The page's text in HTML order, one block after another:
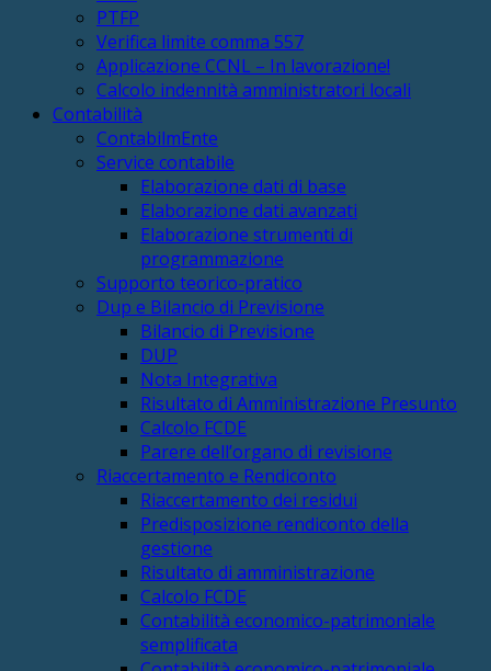
PTFP
Verifica limite comma 557
Applicazione CCNL – In lavorazione!
Calcolo indennità amministratori locali
Contabilità
ContabilmEnte
Service contabile
Elaborazione dati di base
Elaborazione dati avanzati
Elaborazione strumenti di
programmazione
Supporto teorico-pratico
Dup e Bilancio di Previsione
Bilancio di Previsione
DUP
Nota Integrativa
Risultato di Amministrazione Presunto
Calcolo FCDE
Parere dell’organo di revisione
Riaccertamento e Rendiconto
Riaccertamento dei residui
Predisposizione rendiconto della
gestione
Risultato di amministrazione
Calcolo FCDE
Contabilità economico-patrimoniale
semplificata